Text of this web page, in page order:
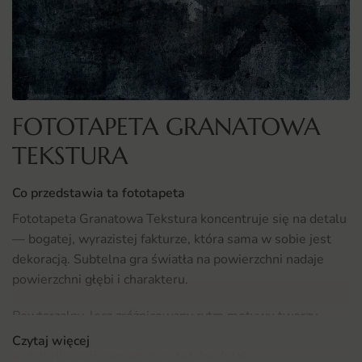
FOTOTAPETA GRANATOWA
TEKSTURA
Co przedstawia ta fototapeta
Fototapeta Granatowa Tekstura koncentruje się na detalu
— bogatej, wyrazistej fakturze, która sama w sobie jest
dekoracją. Subtelna gra światła na powierzchni nadaje
powierzchni głębi i charakteru.
spójne tło dla różnorodnych stylów. To wszechstronny
Czytaj więcej